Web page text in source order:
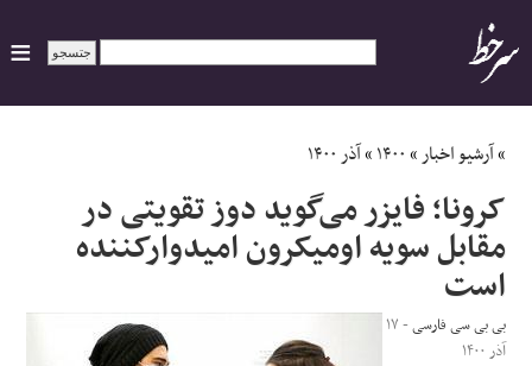
ایران
سیاسی
اقتصاد
ورزشی
»آرشیو اخبار»۱۴۰۰»آذر ۱۴۰۰
کرونا؛ فایزر می‌گوید دوز تقویتی‌ در
مقابل سویه اومیکرون امیدوارکننده
است
بی بی سی فارسی - ۱۷
آذر ۱۴۰۰